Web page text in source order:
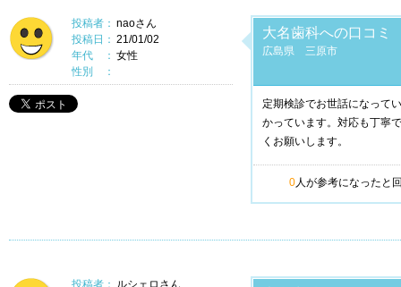
投稿者： naoさん
投稿日： 21/01/02
年代 ：
性別 ：
女性
大名歯科への口コミ
広島県 三原市
定期検診でお世話になって
かっています。対応も丁寧
くお願いします。
0人が参考になったと
投稿者： ルシェロさん